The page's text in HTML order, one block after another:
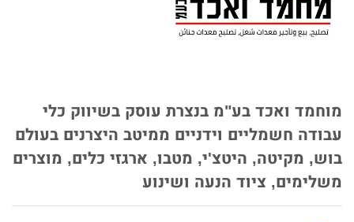
צור קשר
מוחמד ואכד בע"מ בנצרת עוסק בשיווק כלי
עבודה חשמליים וידניים ממיטב היצרנים בעולם
בוש, מקיטה, היטצ'י, מטבו, ארגזי כלים, מוצרים
משלימים, ציוד הנעה ושינוע